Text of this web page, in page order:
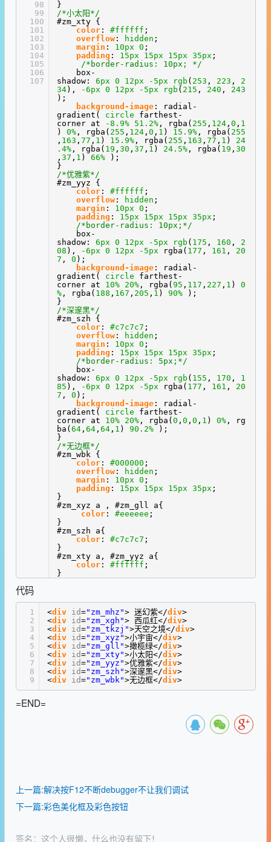
98
99
100
101
102
103
104
105
106
107
}
/*小太阳*/
#zm_xty {
color: #ffffff ;
overflow: hidden ;
margin : 10px 0 ;
padding : 15px 15px 15px 35px ;
/*border-radius: 10px; */
box-
shadow: 6px 0 12px -5px rgb ( 253 , 223 , 2
34), -6px 0 12px -5px rgb ( 215 , 240 , 243
);
background-image: radial-
gradient( circle
farthest-
corner at
-8.9% 51.2%, rgba( 255 , 124, 0 , 1
) 0%, rgba( 255 , 124, 0 , 1 ) 15.9%, rgba( 255
, 163 , 77 , 1 ) 15.9%, rgba( 255 , 163 , 77 , 1 ) 24
.4%, rgba( 19 , 30 , 37 , 1 ) 24.5%, rgba( 19 , 30
, 37 , 1 ) 66%
);
}
/*优雅紫*/
#zm_yyz {
color: #ffffff ;
overflow: hidden ;
margin : 10px 0 ;
padding : 15px 15px 15px 35px ;
/*border-radius: 10px;*/
box-
shadow: 6px 0 12px -5px rgb ( 175 , 160 , 2
08 ), -6px 0 12px -5px rgba( 177 , 161 , 20
7 , 0 );
background-image: radial-
gradient( circle
farthest-
corner at 10% 20%, rgba( 95 , 117 , 227 , 1 ) 0
%, rgba( 188 , 167 , 205 , 1 ) 90%
);
}
/*深邃黑*/
#zm_szh {
color: #c7c7c7 ;
overflow: hidden ;
margin : 10px 0 ;
padding : 15px 15px 15px 35px ;
/*border-radius: 5px;*/
box-
shadow: 6px 0 12px -5px rgb ( 155 , 170 , 1
85 ), -6px 0 12px -5px rgba( 177 , 161 , 20
7 , 0 );
background-image: radial-
gradient( circle
farthest-
corner at 10% 20%, rgba( 0 , 0 , 0 , 1 ) 0%, rg
ba( 64, 64, 64, 1 ) 90.2%
);
}
/*无边框*/
#zm_wbk {
color: #000000 ;
overflow: hidden ;
margin : 10px 0 ;
padding : 15px 15px 15px 35px ;
}
#zm_xyz a , #zm_gll a{
color: #eeeeee ;
}
#zm_szh a{
color: #c7c7c7 ;
}
#zm_xty a, #zm_yyz a{
color: #ffffff ;
}
代码
1
2
3
4
5
6
7
8
9
<div id="zm_mhz"> 迷幻紫</div>
<div id="zm_xgh"> 西瓜红</div>
<div id="zm_tkzj">天空之境</div>
<div id="zm_xyz">小宇宙</div>
<div id="zm_gll">撖榄绿</div>
<div id="zm_xty">小太阳</div>
<div id="zm_yyz">优雅紫</div>
<div id="zm_szh">深邃黑</div>
<div id="zm_wbk">无边框</div>
=END=
上一篇:解决按F12不断debugger不让我们调试
下一篇:彩色美化框及彩色按钮
签名：这个人很懒，什么也没有留下！